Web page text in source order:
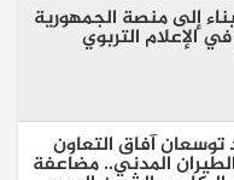
إلى منصة الجمهورية
الـ11 في الإعلام التربوي
آفاق التعاون
المدني.. مضاعفة